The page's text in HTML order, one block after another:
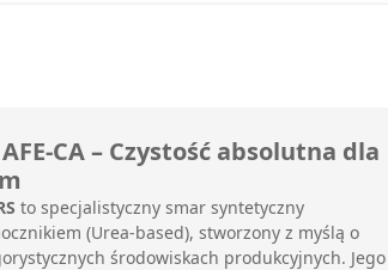
CA – Czystość absolutna dla
to specjalistyczny smar syntetyczny
(Urea-based), stworzony z myślą o
środowiskach produkcyjnych. Jego